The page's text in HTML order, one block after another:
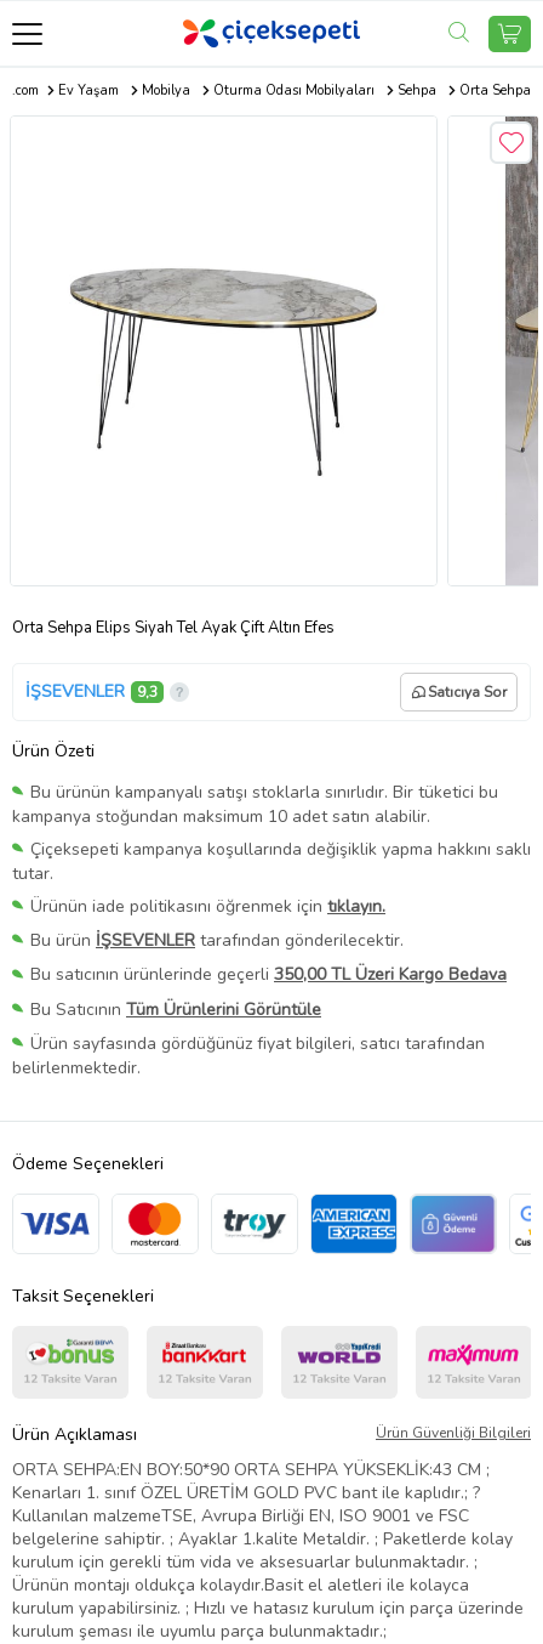
Ev Yaşam Mobilya Oturma Odası Mobilyaları Sehpa Orta Sehpa
Orta Sehpa Elips Siyah Tel Ayak Çift Altın Efes
İŞSEVENLER 9,3 Satıcıya Sor
Ürün Özeti
Bu ürünün kampanyalı satışı stoklarla sınırlıdır. Bir tüketici bu
kampanya stoğundan maksimum 10 adet satın alabilir.
Çiçeksepeti kampanya koşullarında değişiklik yapma hakkını saklı
tutar.
Ürünün iade politikasını öğrenmek için tıklayın.
Bu ürün İŞSEVENLER tarafından gönderilecektir.
Bu satıcının ürünlerinde geçerli 350,00 TL Üzeri Kargo Bedava
Bu Satıcının Tüm Ürünlerini Görüntüle
Ürün sayfasında gördüğünüz fiyat bilgileri, satıcı tarafından
belirlenmektedir.
Ödeme Seçenekleri
Taksit Seçenekleri
Ürün Açıklaması Ürün Güvenliği Bilgileri
ORTA SEHPA:EN BOY:50*90 ORTA SEHPA YÜKSEKLİK:43 CM ;
Kenarları 1. sınıf ÖZEL ÜRETİM GOLD PVC bant ile kaplıdır.; ?
Kullanılan malzemeTSE, Avrupa Birliği EN, ISO 9001 ve FSC
belgelerine sahiptir. ; Ayaklar 1.kalite Metaldir. ; Paketlerde kolay
kurulum için gerekli tüm vida ve aksesuarlar bulunmaktadır. ;
Ürünün montajı oldukça kolaydır.Basit el aletleri ile kolayca
kurulum yapabilirsiniz. ; Hızlı ve hatasız kurulum için parça üzerinde
kurulum şeması ile uyumlu parça bulunmaktadır.;